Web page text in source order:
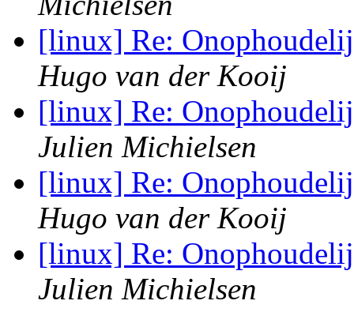
[linux] Re:
Hugo van der Kooij
[linux] Re:
Julien Michielsen
[linux] Re:
Hugo van der Kooij
[linux] Re:
Julien Michielsen